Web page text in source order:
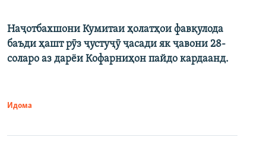
Наҷотбахшони Кумитаи ҳолатҳои фавқулода
баъди ҳашт рӯз ҷустуҷӯ ҷасади як ҷавони 28-
соларо аз дарёи Кофарниҳон пайдо кардаанд.
Идома